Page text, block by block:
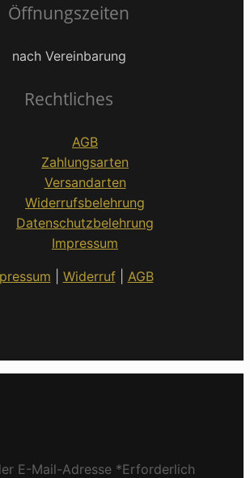
Öffnungszeiten
nach Vereinbarung
Rechtliches
AGB
Zahlungsarten
Versandarten
Widerrufsbelehrung
Datenschutzbelehrung
Impressum
Widerruf| AGB
E-Mail-Adresse *Erforderlich